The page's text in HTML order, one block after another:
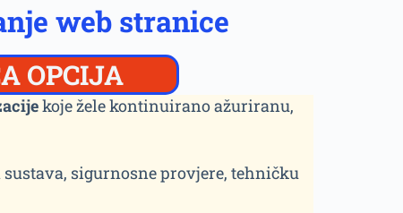
web stranice
OPCIJA
koje žele kontinuirano ažuriranu,
sigurnosne provjere, tehničku